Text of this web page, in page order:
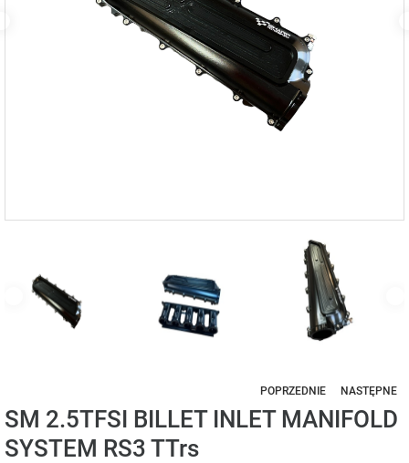
POPRZEDNIE NASTĘPNE
SM 2.5TFSI BILLET INLET MANIFOLD
SYSTEM RS3 TTrs